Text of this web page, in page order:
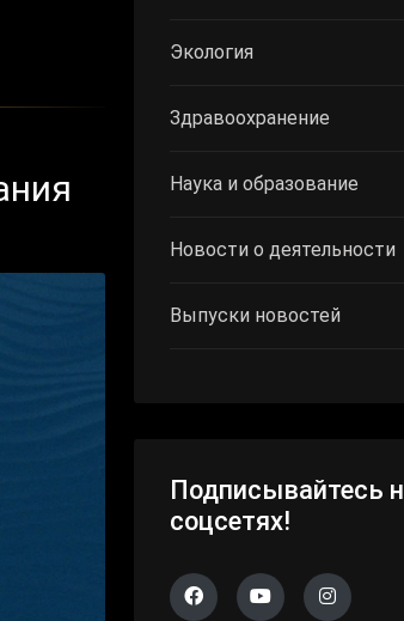
Экология
Здравоохранение
Наука и образование
Новости о деятельности
Выпуски новостей
Подписывайтесь
соцсетях!